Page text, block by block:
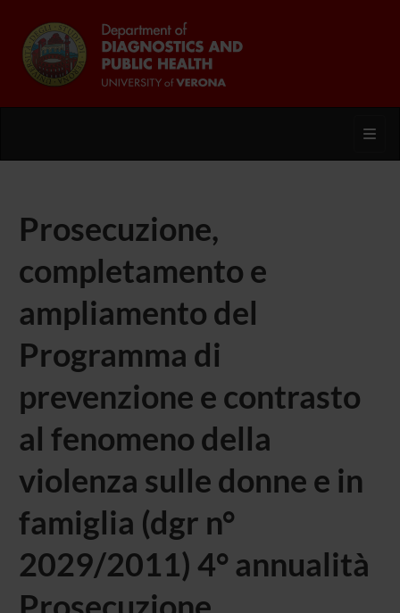
Prosecuzione,
completamento e
ampliamento del
Programma di
prevenzione e contrasto
al fenomeno della
violenza sulle donne e in
famiglia (dgr n°
2029/2011) 4° annualità